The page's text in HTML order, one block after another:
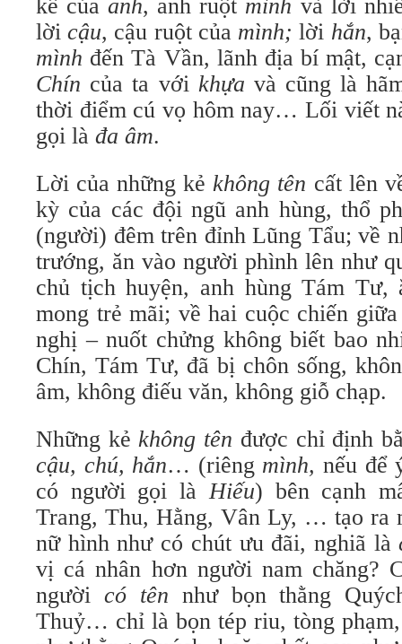
kể củaanh, anh ruột mình và lời
lờicậu, cậu ruột của mình;lời hắn,
mình đến Tà Vần, lãnh địa bí mật,
Chín của ta với khựa và cũng là
thời điểm cú vọ hôm nay… Lối viết
gọi là đa âm.
Lời của những kẻkhông tên cất lên
kỳ của các đội ngũ anh hùng, thổ
(người) đêm trên đỉnh Lũng Tẩu; về
trướng, ăn vào người phình lên như
chủ tịch huyện, anh hùng Tám
mong trẻ mãi; về hai cuộc chiến
nghị – nuốt chửng không biết bao
Chín, Tám Tư, đã bị chôn sống,
âm, không điếu văn, không giỗ chạp.
Những kẻkhông tên được chỉ định
cậu, chú, hắn… (riêng mình, nếu để
có người gọi làHiếu) bên cạnh
Trang, Thu, Hằng, Vân Ly, … tạo ra
nữ hình như có chút ưu đãi, nghiã là
vị cá nhân hơn người nam chăng?
người có tên như bọn thằng
Thuỷ… chỉ là bọn tép riu, tòng phạm,